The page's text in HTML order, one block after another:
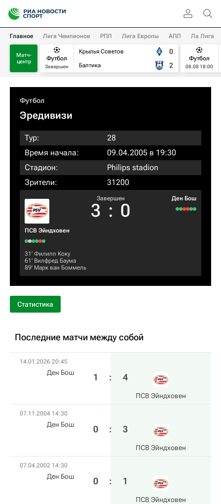
Главное Лига Чемпионов РПЛ Лига Европы АПЛ Ла Лига
Матч-
центр
Футбол
Завершен
Крылья Советов
Балтика
0
2
Футбол
08.08 18:00
Футбол
Эредивизи
Тур:
28
Время начала:
09.04.2005 в 19:30
Стадион:
Philips stadion
Зрители:
31200
ПСВ Эйндховен
Завершен
3 : 0
Ден Бош
31‎’‎ Филипп Коку
61‎’‎ Вилфред Баума
89‎’‎ Марк ван Боммель
Статистика
Последние матчи между собой
14.01.2026 20:45
Ден Бош 1 : 4
ПСВ Эйндховен
07.11.2004 14:30
Ден Бош 0 : 3
ПСВ Эйндховен
07.04.2002 14:30
Ден Бош 0 : 1
ПСВ Эйндховен